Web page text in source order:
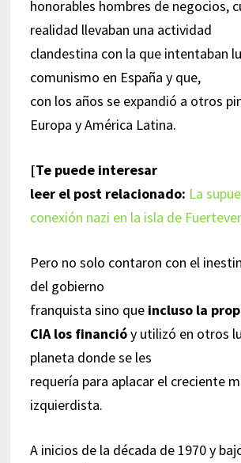
honorables hombres de negocios,
realidad llevaban una actividad
clandestina con la que intentaban
comunismo en España y que,
con los años se expandió a otros
Europa y América Latina.
[Te puede interesar
leer el post relacionado: La
conexión nazi en la isla de
Pero no solo contaron con el
del gobierno
franquista sino que incluso la
CIA los financióy utilizó en otros
planeta donde se les
requería para aplacar el creciente
izquierdista.
A inicios de la década de 1970 y